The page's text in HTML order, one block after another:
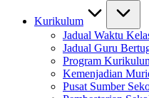
Kurikulum
Jadual Waktu
Jadual Guru
Program
Kemenjadian
Pusat Sumber